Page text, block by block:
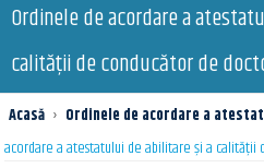
Ordinele de acordare a
calităţii de conducător de
Acasă › Ordinele de acordare a
acordare a atestatului de abilitare şi a calităţii